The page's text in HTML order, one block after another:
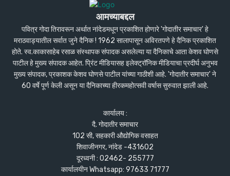
आमच्याबद्दल
पवित्र गोदा तिरावरून अर्थात नांदेडमधून प्रकाशित होणारे 'गोदातीर समाचार' हे
मराठवाड्यातील सर्वात जुने दैनिक ! 1962 सालापासून अविरतपणे हे दैनिक प्रकाशित
होते. स्व.काकासाहेब रसाळ संस्थापक संपादक असलेल्या या दैनिकाचे आता केशव घोणसे
पाटील हे मुख्य संपादक आहेत. प्रिंट मीडियासह इलेक्ट्रॉनिक मीडियाचा प्रदीर्घ अनुभव
मुख्य संपादक, प्रकाशक केशव घोणसे पाटील यांच्या गाठीशी आहे. 'गोदातीर समाचार' ने
60 वर्षे पूर्ण केली असून या दैनिकाच्या हीरकमहोत्सवी वर्षास सुरुवात झाली आहे.
कार्यालय :
दै. गोदातीर समाचार
102 सी, सहकारी औद्योगिक वसाहत
शिवाजीनगर, नांदेड -431602
दूरध्वनी : 02462- 255777
कार्यालयीन Whatsapp: 97633 71777